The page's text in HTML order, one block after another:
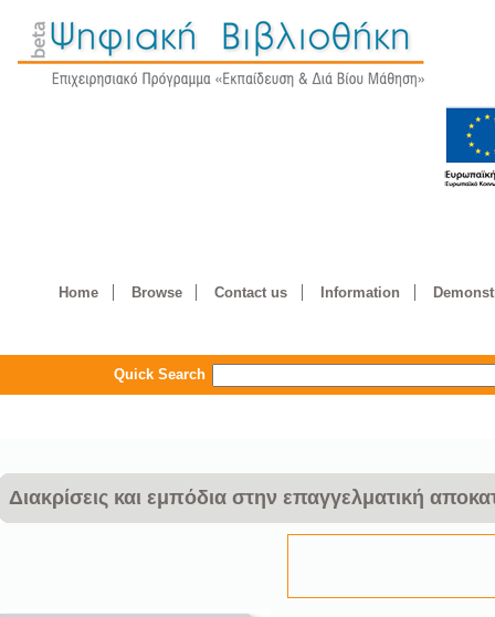
Home Browse Contact us Information
Quick Search
Διακρίσεις και εμπόδια στην επαγγελματική